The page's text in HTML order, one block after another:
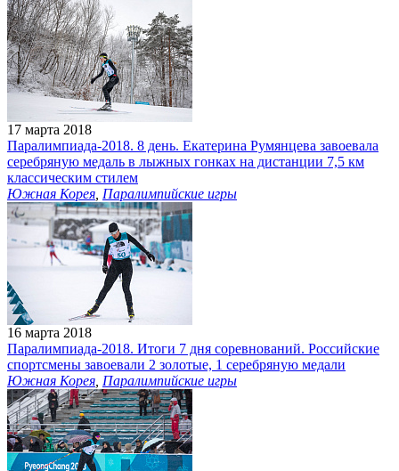
17 марта 2018
Паралимпиада-2018. 8 день. Екатерина Румянцева завоевала
серебряную медаль в лыжных гонках на дистанции 7,5 км
классическим стилем
Южная Корея Паралимпийские игры
16 марта 2018
Паралимпиада-2018. Итоги 7 дня соревнований. Российские
спортсмены завоевали 2 золотые, 1 серебряную медали
Южная Корея Паралимпийские игры